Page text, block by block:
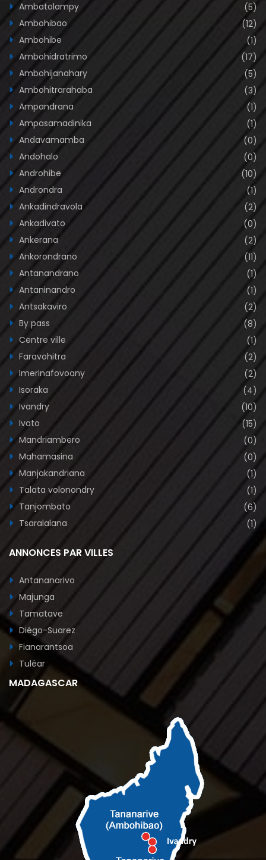
Ambatolampy
(5)
Ambohibao
(12)
Ambohibe
(1)
Ambohidratrimo
(17)
Ambohijanahary
(5)
Ambohitrarahaba
(3)
Ampandrana
(1)
Ampasamadinika
(1)
Andavamamba
(0)
Andohalo
(0)
Androhibe
(10)
Androndra
(1)
Ankadindravola
(2)
Ankadivato
(0)
Ankerana
(2)
Ankorondrano
(11)
Antanandrano
(1)
Antaninandro
(1)
Antsakaviro
(2)
By pass
(8)
Centre ville
(1)
Faravohitra
(2)
Imerinafovoany
(2)
Isoraka
(4)
Ivandry
(10)
Ivato
(15)
Mandriambero
(0)
Mahamasina
(0)
Manjakandriana
(1)
Talata volonondry
(1)
Tanjombato
(6)
Tsaralalana
(1)
ANNONCES PAR VILLES
Antananarivo
Majunga
Tamatave
Diégo-Suarez
Fianarantsoa
Tuléar
MADAGASCAR